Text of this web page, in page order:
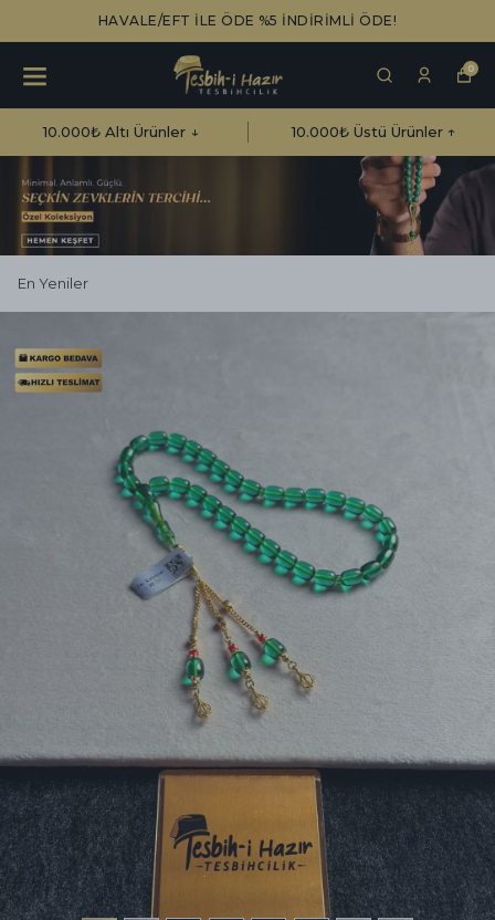
HAVALE/EFT İLE ÖDE %5 İNDİRİMLİ ÖDE!
0
10.000₺ Altı Ürünler ↓ 10.000₺ Üstü Ürünler ↑
En Yeniler